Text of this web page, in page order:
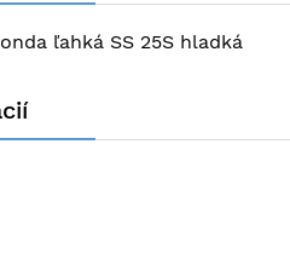
ľahká SS 25S hladká